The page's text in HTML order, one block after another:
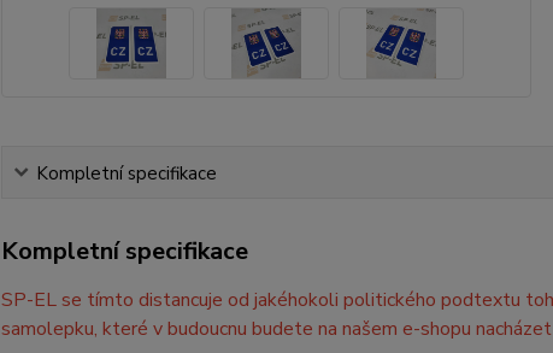
Kompletní specifikace
Kompletní specifikace
SP-EL se tímto distancuje od jakéhokoli politického podtextu
samolepku, které v budoucnu budete na našem e-shopu